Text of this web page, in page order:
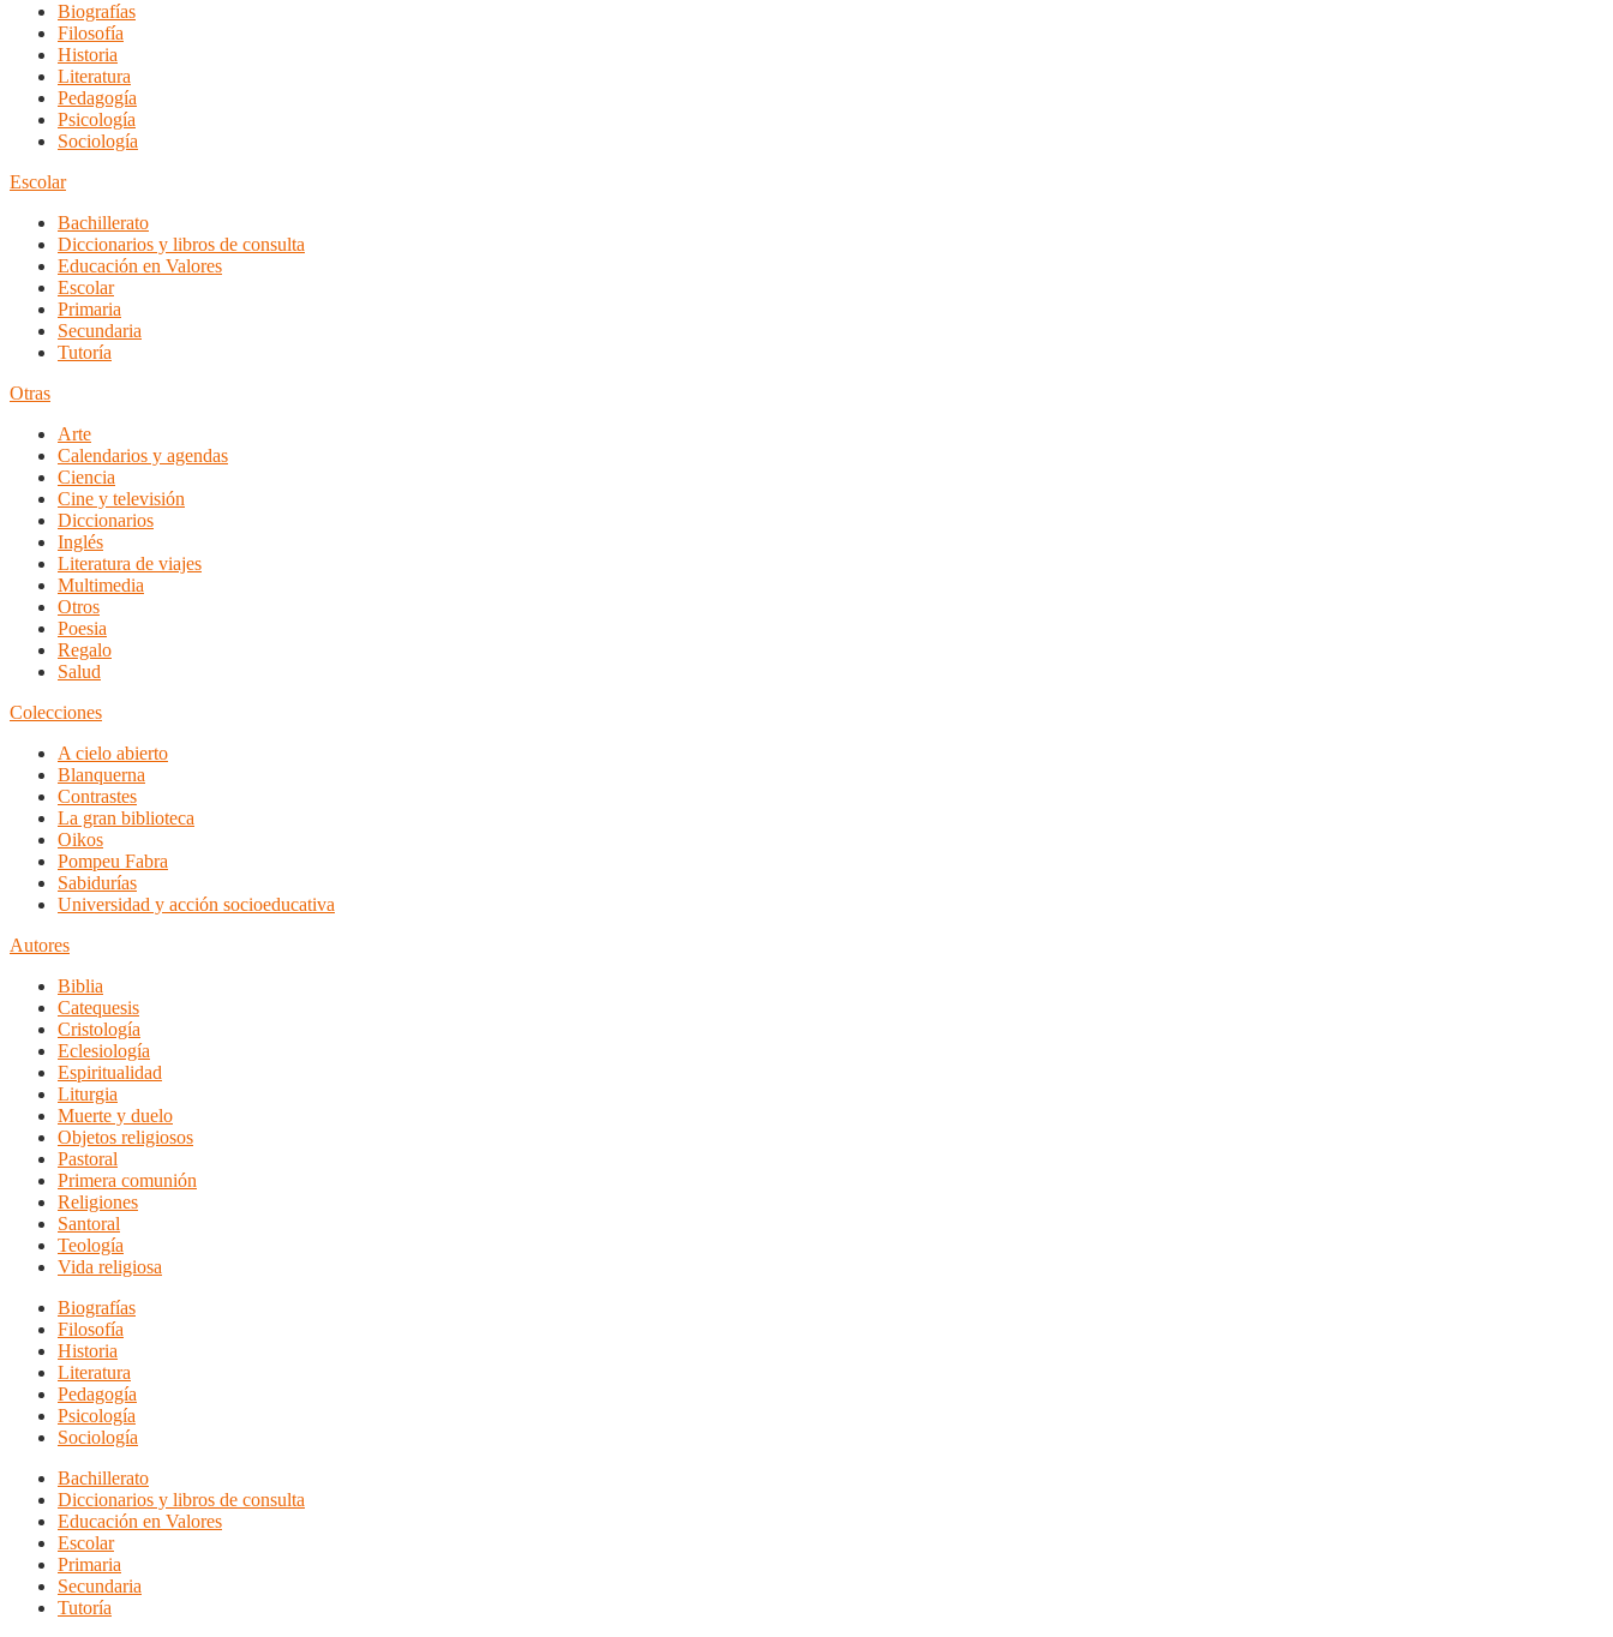
Biografías
Filosofía
Historia
Literatura
Pedagogía
Psicología
Sociología
Escolar
Bachillerato
Diccionarios y libros de consulta
Educación en Valores
Escolar
Primaria
Secundaria
Tutoría
Otras
Arte
Calendarios y agendas
Ciencia
Cine y televisión
Diccionarios
Inglés
Literatura de viajes
Multimedia
Otros
Poesia
Regalo
Salud
Colecciones
A cielo abierto
Blanquerna
Contrastes
La gran biblioteca
Oikos
Pompeu Fabra
Sabidurías
Universidad y acción socioeducativa
Autores
Biblia
Catequesis
Cristología
Eclesiología
Espiritualidad
Liturgia
Muerte y duelo
Objetos religiosos
Pastoral
Primera comunión
Religiones
Santoral
Teología
Vida religiosa
Biografías
Filosofía
Historia
Literatura
Pedagogía
Psicología
Sociología
Bachillerato
Diccionarios y libros de consulta
Educación en Valores
Escolar
Primaria
Secundaria
Tutoría